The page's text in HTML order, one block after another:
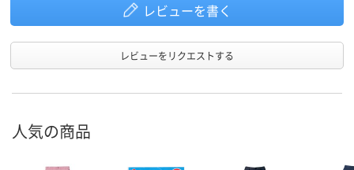
レビューを書く
レビューをリクエストする
人気の商品